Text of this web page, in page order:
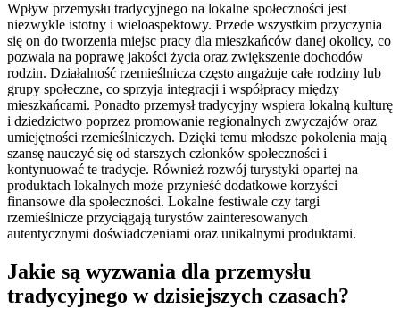
Wpływ przemysłu tradycyjnego na lokalne społeczności jest
niezwykle istotny i wieloaspektowy. Przede wszystkim przyczynia
się on do tworzenia miejsc pracy dla mieszkańców danej okolicy, co
pozwala na poprawę jakości życia oraz zwiększenie dochodów
rodzin. Działalność rzemieślnicza często angażuje całe rodziny lub
grupy społeczne, co sprzyja integracji i współpracy między
mieszkańcami. Ponadto przemysł tradycyjny wspiera lokalną kulturę
i dziedzictwo poprzez promowanie regionalnych zwyczajów oraz
umiejętności rzemieślniczych. Dzięki temu młodsze pokolenia mają
szansę nauczyć się od starszych członków społeczności i
kontynuować te tradycje. Również rozwój turystyki opartej na
produktach lokalnych może przynieść dodatkowe korzyści
finansowe dla społeczności. Lokalne festiwale czy targi
rzemieślnicze przyciągają turystów zainteresowanych
autentycznymi doświadczeniami oraz unikalnymi produktami.
Jakie są wyzwania dla przemysłu
tradycyjnego w dzisiejszych czasach?